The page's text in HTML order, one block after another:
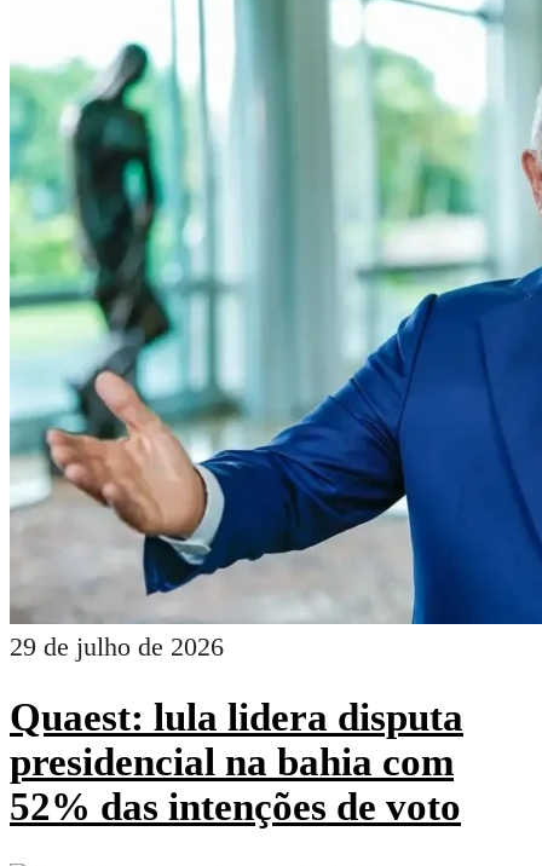
29 de julho de 2026
Quaest: lula lidera disputa
presidencial na bahia com
52% das intenções de voto